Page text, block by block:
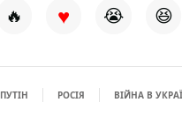
🔥 ♥ 😭 😆
ПУТІН РОСІЯ ВІЙНА В